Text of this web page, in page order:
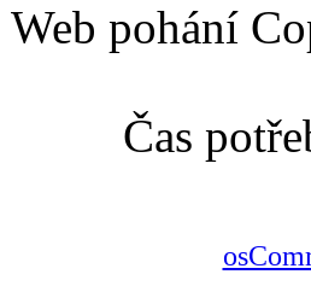
Web pohání
Čas